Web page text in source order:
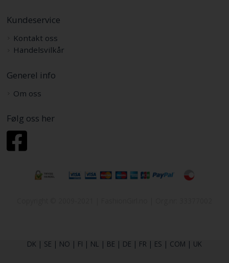
Kundeservice
Kontakt oss
Handelsvilkår
Generel info
Om oss
Følg oss her
DK | SE | NO | FI | NL | BE | DE | FR | ES | COM | UK